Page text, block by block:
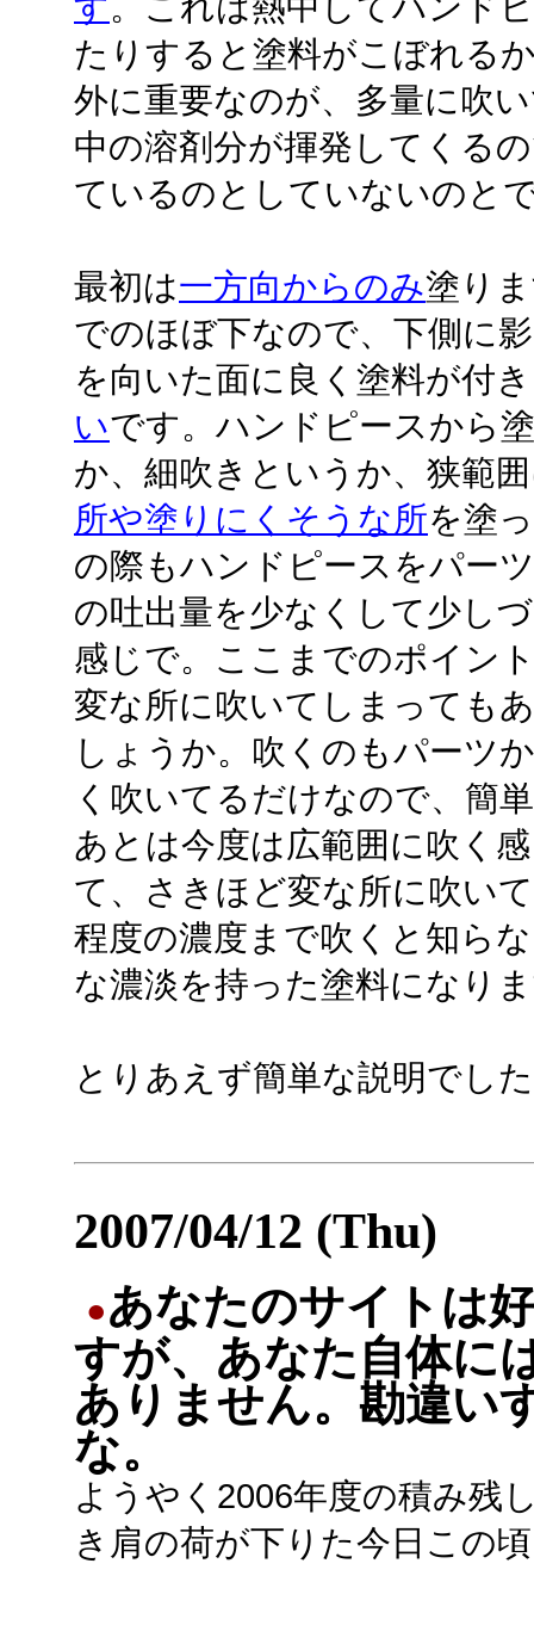
たりすると塗料がこぼれる
外に重要なのが、多量に吹
中の溶剤分が揮発してくる
ているのとしていないのと
最初は一方向からのみ塗り
でのほぼ下なので、下側に
を向いた面に良く塗料が付
いです。ハンドピースから
か、細吹きというか、狭範
所や塗りにくそうな所を塗
の際もハンドピースをパー
の吐出量を少なくして少し
感じで。ここまでのポイン
変な所に吹いてしまっても
しょうか。吹くのもパーツ
く吹いてるだけなので、簡
あとは今度は広範囲に吹く
て、さきほど変な所に吹い
程度の濃度まで吹くと知ら
な濃淡を持った塗料になり
とりあえず簡単な説明でし
2007/04/12 (Thu)
●あなたのサイトは
すが、あなた自体に
ありません。勘違い
な。
ようやく2006年度の積み残
き肩の荷が下りた今日この